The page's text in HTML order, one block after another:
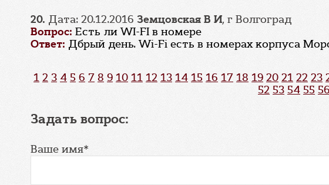
20. Дата: 20.12.2016 Земцовская В И, г Волгоград
Вопрос: Есть ли WI-FI в номере
Ответ: Дбрый день. Wi-Fi есть в номерах корпуса
1 2 3 4 5 6 7 8 9 10 11 12 13 14 15 16 17 18 19 20 21 22 23
52 53 54 55 56
Задать вопрос:
Ваше имя*